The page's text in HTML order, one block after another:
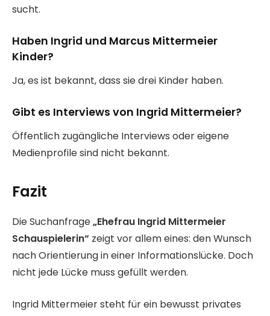
sucht.
Haben Ingrid und Marcus Mittermeier
Kinder?
Ja, es ist bekannt, dass sie drei Kinder haben.
Gibt es Interviews von Ingrid Mittermeier?
Öffentlich zugängliche Interviews oder eigene
Medienprofile sind nicht bekannt.
Fazit
Die Suchanfrage„Ehefrau Ingrid Mittermeier
Schauspielerin“ zeigt vor allem eines: den Wunsch
nach Orientierung in einer Informationslücke. Doch
nicht jede Lücke muss gefüllt werden.
Ingrid Mittermeier steht für ein bewusst privates